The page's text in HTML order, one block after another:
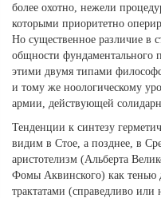
более охотно, нежели
которыми приоритетно
Но существенное различие в
общности фундаментального
этими двумя типами
и тому же ноологическому
армии, действующей
Тенденции к синтезу
видим в Стое, а позднее, в
аристотелизм (Альберта
Фомы Аквинского) как тенью
трактатами (справедливо или